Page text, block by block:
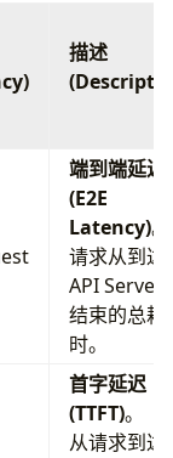
描述
端到端延迟
(E2E
Latency)。
请求从到达
API Server
结束的总耗
时。
首字延迟
(TTFT)。
从请求到达